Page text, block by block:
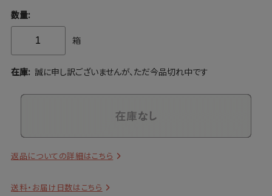
数量:
箱
在庫: 誠に申し訳ございませんが、ただ今品切れ中です
返品についての詳細はこちら
送料・お届け日数はこちら